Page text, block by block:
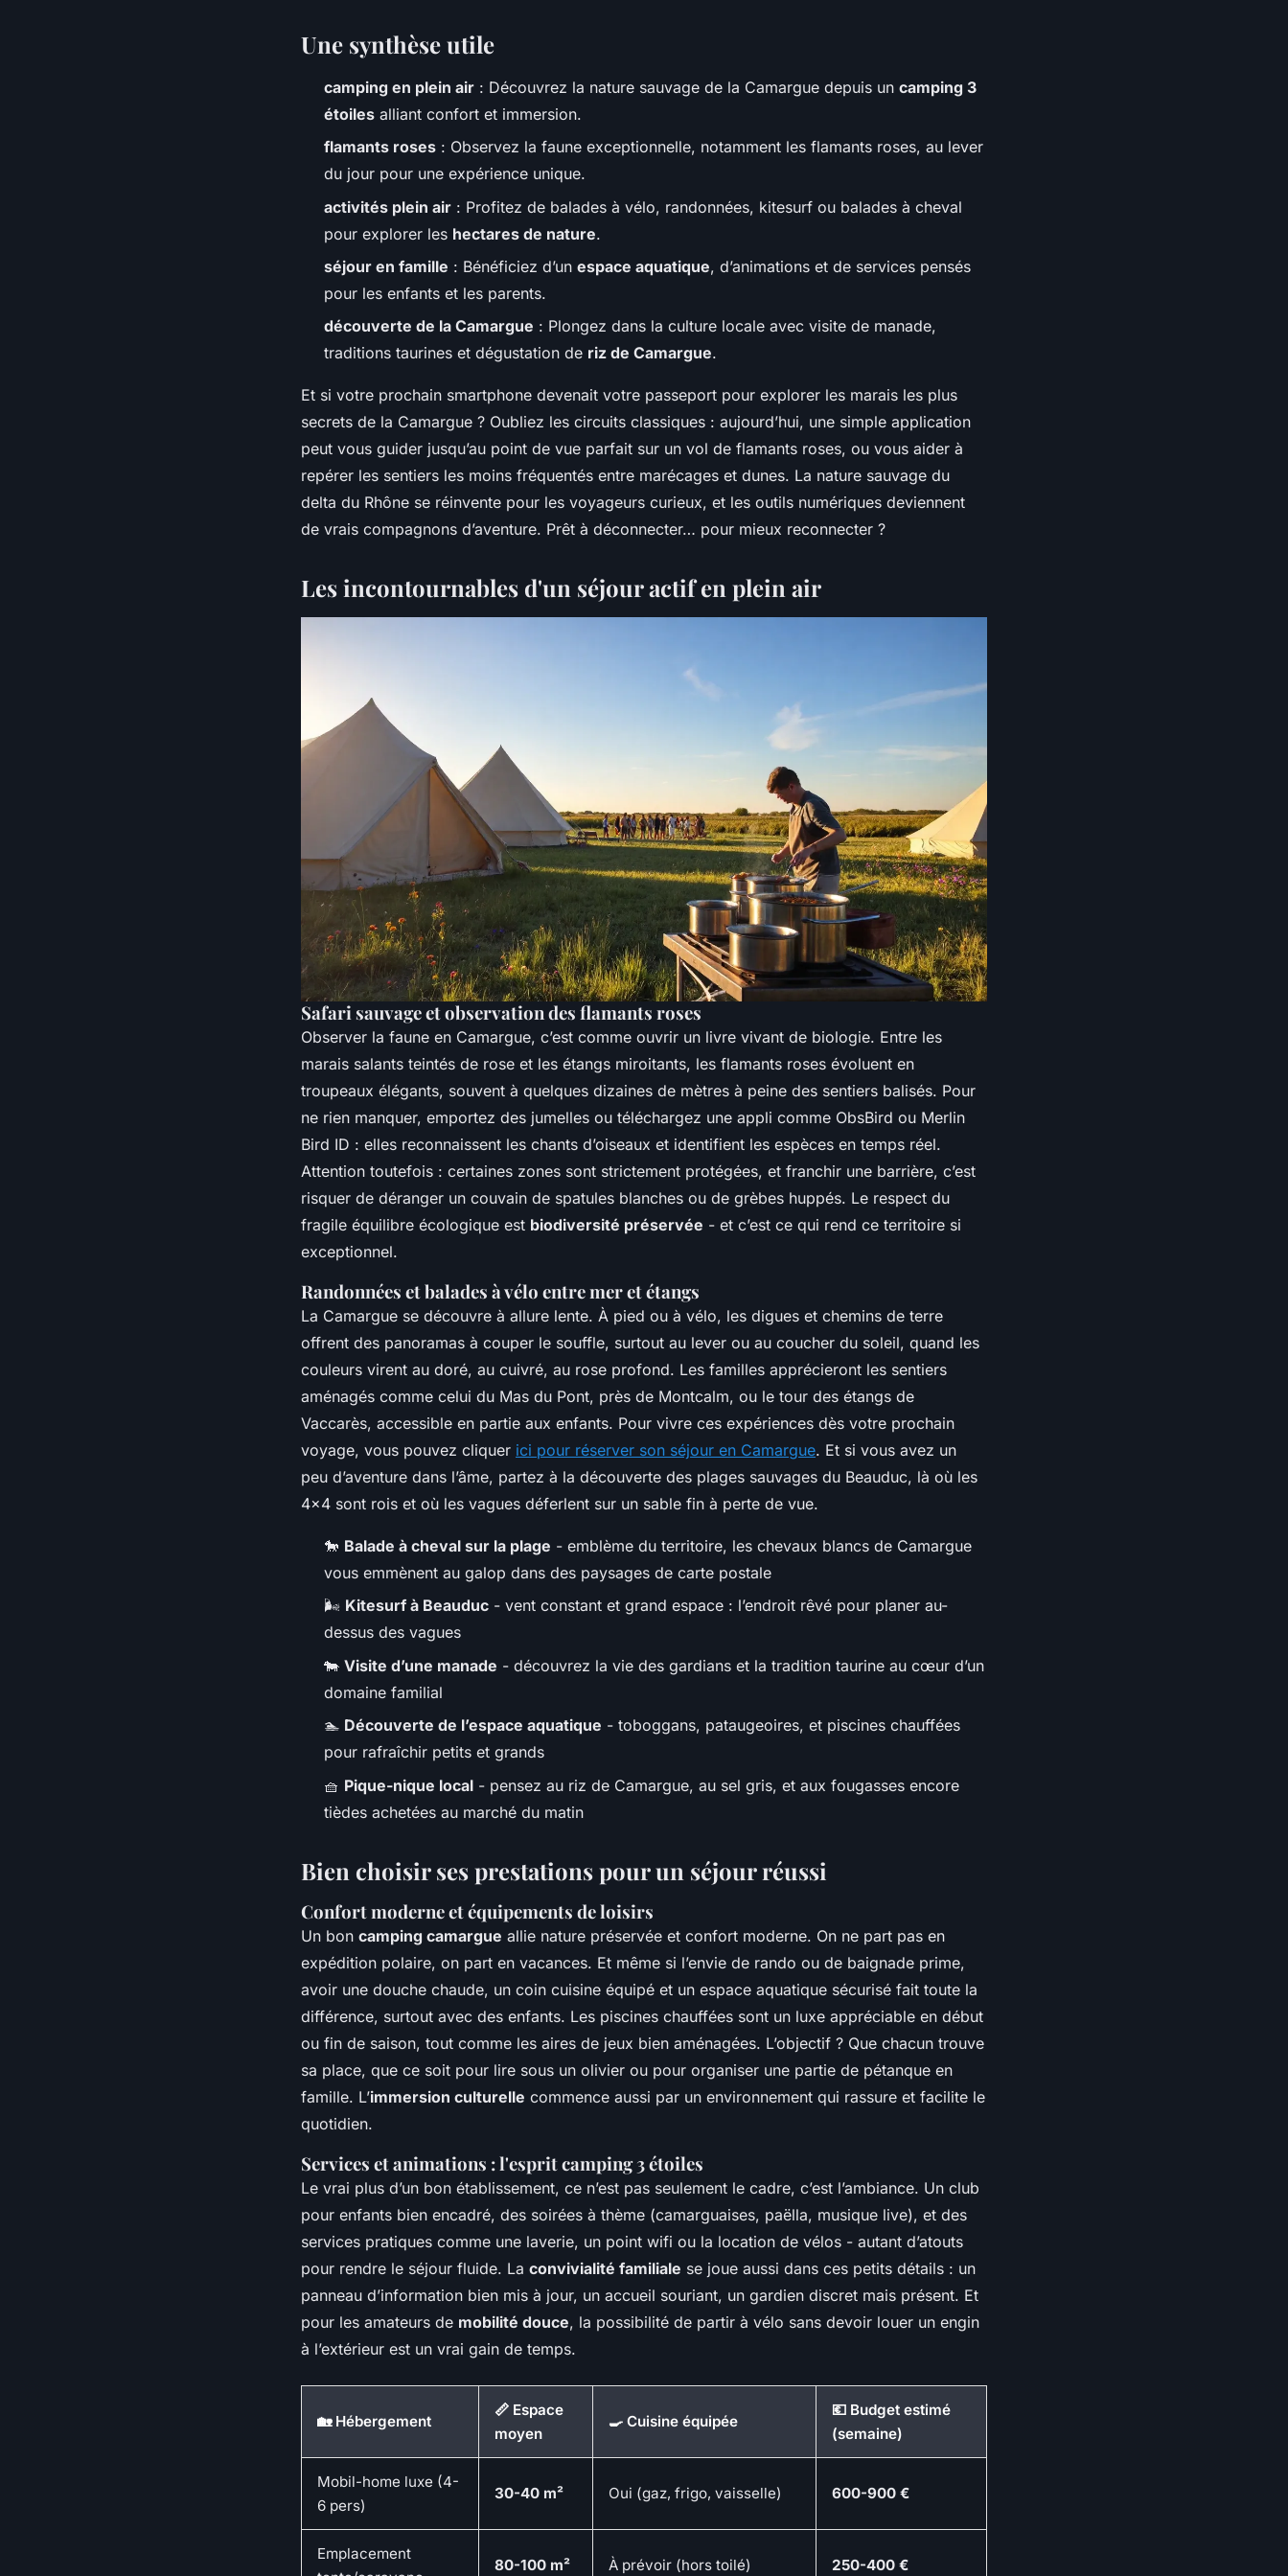
Une synthèse utile
camping en plein air : Découvrez la nature sauvage de la Camargue depuis un camping 3
étoiles alliant confort et immersion.
flamants roses : Observez la faune exceptionnelle, notamment les flamants roses, au lever
du jour pour une expérience unique.
activités plein air : Profitez de balades à vélo, randonnées, kitesurf ou balades à cheval
pour explorer les hectares de nature.
séjour en famille : Bénéficiez d’un espace aquatique, d’animations et de services pensés
pour les enfants et les parents.
découverte de la Camargue : Plongez dans la culture locale avec visite de manade,
traditions taurines et dégustation de riz de Camargue.
Et si votre prochain smartphone devenait votre passeport pour explorer les marais les plus
secrets de la Camargue ? Oubliez les circuits classiques : aujourd’hui, une simple application
peut vous guider jusqu’au point de vue parfait sur un vol de flamants roses, ou vous aider à
repérer les sentiers les moins fréquentés entre marécages et dunes. La nature sauvage du
delta du Rhône se réinvente pour les voyageurs curieux, et les outils numériques deviennent
de vrais compagnons d’aventure. Prêt à déconnecter… pour mieux reconnecter ?
Les incontournables d'un séjour actif en plein air
Safari sauvage et observation des flamants roses
Observer la faune en Camargue, c’est comme ouvrir un livre vivant de biologie. Entre les
marais salants teintés de rose et les étangs miroitants, les flamants roses évoluent en
troupeaux élégants, souvent à quelques dizaines de mètres à peine des sentiers balisés. Pour
ne rien manquer, emportez des jumelles ou téléchargez une appli comme ObsBird ou Merlin
Bird ID : elles reconnaissent les chants d’oiseaux et identifient les espèces en temps réel.
Attention toutefois : certaines zones sont strictement protégées, et franchir une barrière, c’est
risquer de déranger un couvain de spatules blanches ou de grèbes huppés. Le respect du
fragile équilibre écologique est biodiversité préservée - et c’est ce qui rend ce territoire si
exceptionnel.
Randonnées et balades à vélo entre mer et étangs
La Camargue se découvre à allure lente. À pied ou à vélo, les digues et chemins de terre
offrent des panoramas à couper le souffle, surtout au lever ou au coucher du soleil, quand les
couleurs virent au doré, au cuivré, au rose profond. Les familles apprécieront les sentiers
aménagés comme celui du Mas du Pont, près de Montcalm, ou le tour des étangs de
Vaccarès, accessible en partie aux enfants. Pour vivre ces expériences dès votre prochain
voyage, vous pouvez cliquer ici pour réserver son séjour en Camargue. Et si vous avez un
peu d’aventure dans l’âme, partez à la découverte des plages sauvages du Beauduc, là où les
4x4 sont rois et où les vagues déferlent sur un sable fin à perte de vue.
🐎 Balade à cheval sur la plage - emblème du territoire, les chevaux blancs de Camargue
vous emmènent au galop dans des paysages de carte postale
🌬️ Kitesurf à Beauduc - vent constant et grand espace : l’endroit rêvé pour planer au-
dessus des vagues
🐄 Visite d’une manade - découvrez la vie des gardians et la tradition taurine au cœur d’un
domaine familial
🏊 Découverte de l’espace aquatique - toboggans, pataugeoires, et piscines chauffées
pour rafraîchir petits et grands
🧺 Pique-nique local - pensez au riz de Camargue, au sel gris, et aux fougasses encore
tièdes achetées au marché du matin
Bien choisir ses prestations pour un séjour réussi
Confort moderne et équipements de loisirs
Un bon camping camargue allie nature préservée et confort moderne. On ne part pas en
expédition polaire, on part en vacances. Et même si l’envie de rando ou de baignade prime,
avoir une douche chaude, un coin cuisine équipé et un espace aquatique sécurisé fait toute la
différence, surtout avec des enfants. Les piscines chauffées sont un luxe appréciable en début
ou fin de saison, tout comme les aires de jeux bien aménagées. L’objectif ? Que chacun trouve
sa place, que ce soit pour lire sous un olivier ou pour organiser une partie de pétanque en
famille. L’immersion culturelle commence aussi par un environnement qui rassure et facilite le
quotidien.
Services et animations : l'esprit camping 3 étoiles
Le vrai plus d’un bon établissement, ce n’est pas seulement le cadre, c’est l’ambiance. Un club
pour enfants bien encadré, des soirées à thème (camarguaises, paëlla, musique live), et des
services pratiques comme une laverie, un point wifi ou la location de vélos - autant d’atouts
pour rendre le séjour fluide. La convivialité familiale se joue aussi dans ces petits détails : un
panneau d’information bien mis à jour, un accueil souriant, un gardien discret mais présent. Et
pour les amateurs de mobilité douce, la possibilité de partir à vélo sans devoir louer un engin
à l’extérieur est un vrai gain de temps.
🏡 Hébergement
📏 Espace
moyen
🍳 Cuisine équipée
💶 Budget estimé
(semaine)
Mobil-home luxe (4-
6 pers)
30-40 m² Oui (gaz, frigo, vaisselle) 600-900 €
Emplacement
80-100 m² À prévoir (hors toilé) 250-400 €